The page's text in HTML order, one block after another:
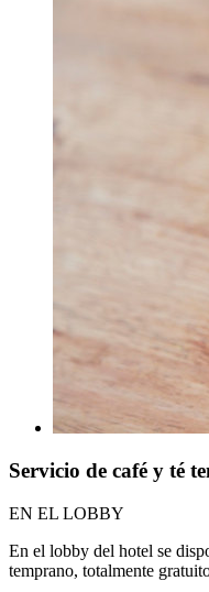
Servicio de café y té
EN EL LOBBY
En el lobby del hotel se
temprano, totalmente